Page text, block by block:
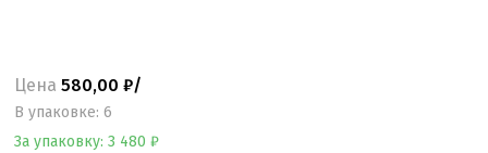
Цена 580,00 ₽/
B упаковке: 6
За упаковку: 3 480 ₽